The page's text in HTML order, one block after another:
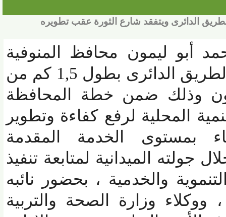
الدائرى ويتفقد شارع الثورة عقب تطويره
أبو ليمون محافظ المنوفية
أعمال التطوير بشارع الطريق الدائرى بطول 1,5 كم من
وذلك ضمن خطة المحافظة
المحلية لرفع كفاءة وتطوير
بمستوى الخدمة المقدمة
الميدانية لمتابعة تنفيذ
والخدمية ، بحضور نائبه
وزارة الصحة والتربية